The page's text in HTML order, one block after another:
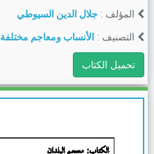
المؤلف : جلال الدين السيوطي
التصنيف : الأنساب ومعاجم مختلفة
تحميل الكتاب